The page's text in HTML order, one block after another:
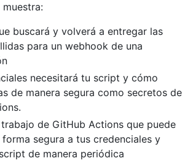
buscará y volverá a entregar las
para un webhook de una
necesitará tu script y cómo
de manera segura como secretos de
de GitHub Actions que puede
segura a tus credenciales y
de manera periódica